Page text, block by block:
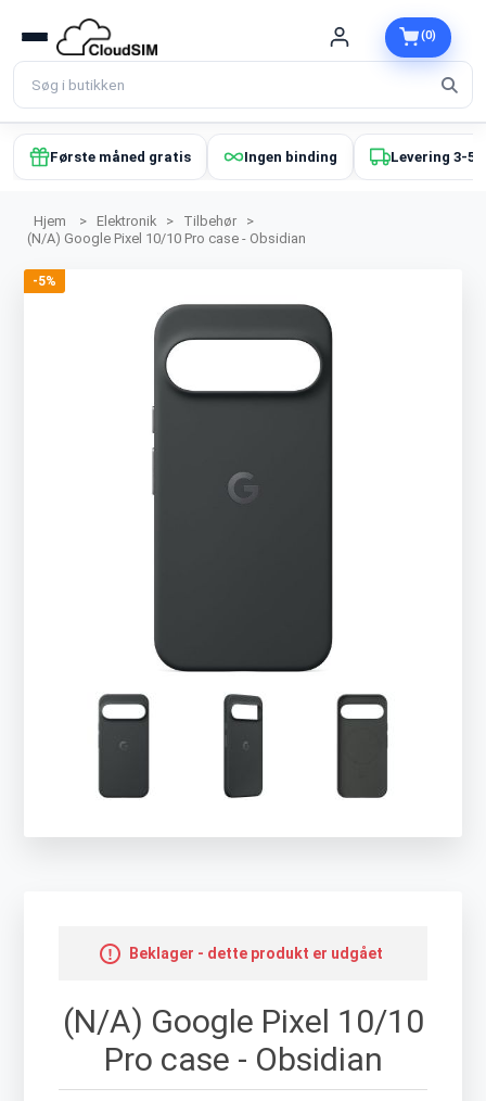
(0)
Første måned gratis Ingen binding Levering 3-5
Hjem > Elektronik > Tilbehør
>
(N/A) Google Pixel 10/10 Pro case - Obsidian
-5%
Beklager - dette produkt er udgået
(N/A) Google Pixel 10/10
Pro case - Obsidian